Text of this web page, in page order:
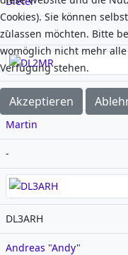
-
DL2MR
Martin
-
DL3ARH
Andreas "Andy"
Cookies). Sie können
zulassen möchten. Bitte
womöglich nicht mehr
Verfügung stehen.
Akzeptieren